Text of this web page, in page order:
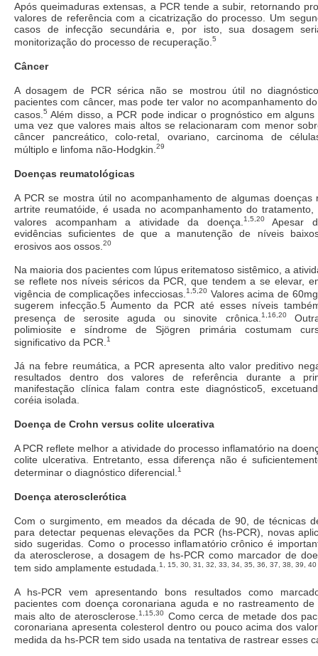
Após queimaduras extensas, a PCR tende a subir, retornando
valores de referência com a cicatrização do processo. Um
casos de infecção secundária e, por isto, sua dosagem
monitorização do processo de recuperação. 5
Câncer
A dosagem de PCR sérica não se mostrou útil no
pacientes com câncer, mas pode ter valor no acompanhamento
casos. 5 Além disso, a PCR pode indicar o prognóstico em
uma vez que valores mais altos se relacionaram com menor
câncer pancreático, colo-retal, ovariano, carcinoma de
múltiplo e linfoma não-Hodgkin. 29
Doenças reumatológicas
A PCR se mostra útil no acompanhamento de algumas doenças
artrite reumatóide, é usada no acompanhamento do
valores acompanham a atividade da doença. 1,5,20Apesar
evidências suficientes de que a manutenção de níveis
erosivos aos ossos. 20
Na maioria dos pacientes com lúpus eritematoso sistêmico, a
se reflete nos níveis séricos da PCR, que tendem a se elevar,
vigência de complicações infecciosas. 1,5,20 Valores acima de
sugerem infecção.5 Aumento da PCR até esses níveis
presença de serosite aguda ou sinovite crônica. 1,16,20
polimiosite e síndrome de Sjögren primária costumam
significativo da PCR. 1
Já na febre reumática, a PCR apresenta alto valor preditivo
resultados dentro dos valores de referência durante a
manifestação clínica falam contra este diagnóstico5,
coréia isolada.
Doença de Crohn versus colite ulcerativa
A PCR reflete melhor a atividade do processo inflamatório na
colite ulcerativa. Entretanto, essa diferença não é
determinar o diagnóstico diferencial. 1
Doença aterosclerótica
Com o surgimento, em meados da década de 90, de técnicas
para detectar pequenas elevações da PCR (hs-PCR), novas
sido sugeridas. Como o processo inflamatório crônico é
da aterosclerose, a dosagem de hs-PCR como marcador de
tem sido amplamente estudada. 1, 15, 30, 31, 32, 33, 34, 35, 36, 37, 38, 39, 40
A hs-PCR vem apresentando bons resultados como
pacientes com doença coronariana aguda e no rastreamento
mais alto de aterosclerose.1,15,30 Como cerca de metade dos
coronariana apresenta colesterol dentro ou pouco acima dos
medida da hs-PCR tem sido usada na tentativa de rastrear esses